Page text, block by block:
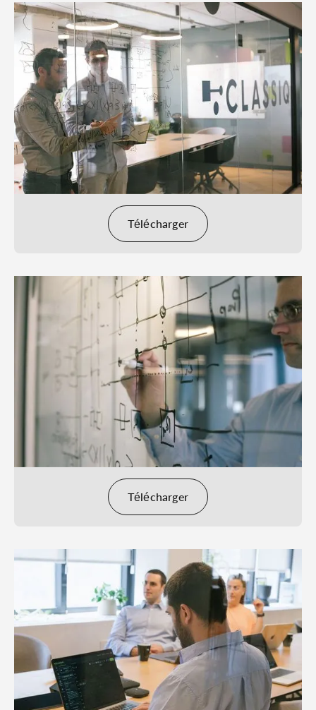
Télécharger
Télécharger